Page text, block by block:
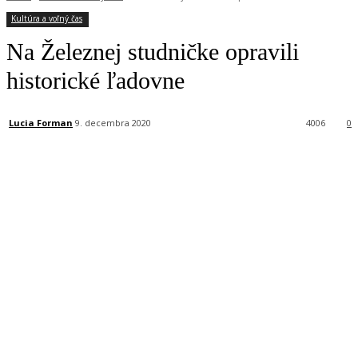
Kultúra a voľný čas
Na Železnej studničke opravili
historické ľadovne
Lucia Forman 9. decembra 2020 0
4006